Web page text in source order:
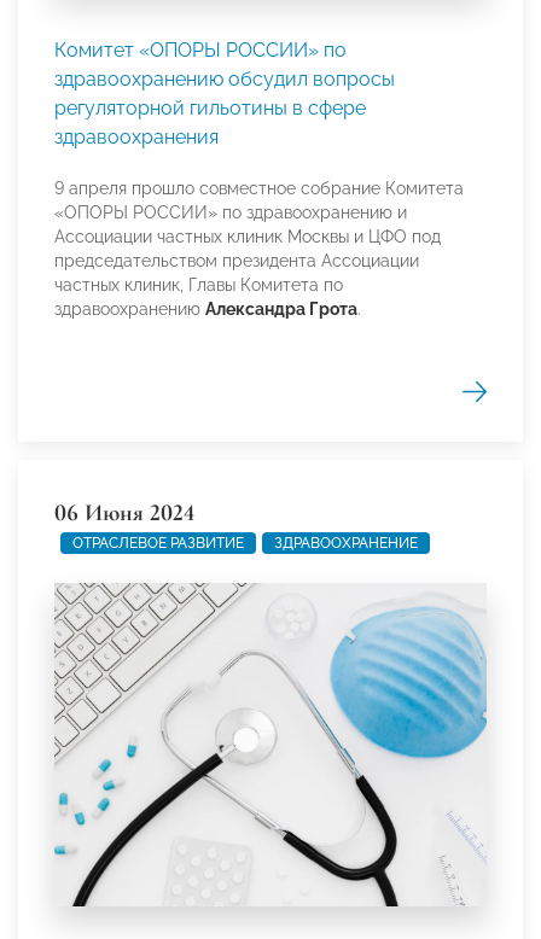
Комитет «ОПОРЫ РОССИИ» по
здравоохранению обсудил вопросы
регуляторной гильотины в сфере
здравоохранения
9 апреля прошло совместное собрание Комитета
«ОПОРЫ РОССИИ» по здравоохранению и
Ассоциации частных клиник Москвы и ЦФО под
председательством президента Ассоциации
частных клиник, Главы Комитета по
здравоохранению Александра Грота.
06 Июня 2024
ОТРАСЛЕВОЕ РАЗВИТИЕ ЗДРАВООХРАНЕНИЕ